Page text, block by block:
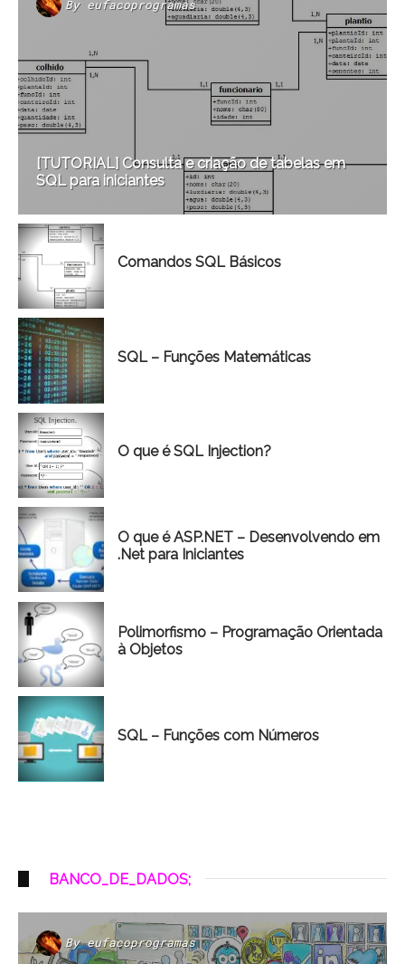
By eufacoprogramas
[TUTORIAL] Consulta e criação de tabelas em
SQL para iniciantes
Comandos SQL Básicos
SQL – Funções Matemáticas
O que é SQL Injection?
O que é ASP.NET – Desenvolvendo em
.Net para Iniciantes
Polimorfismo – Programação Orientada
à Objetos
SQL – Funções com Números
BANCO_DE_DADOS;
Byeufacoprogramas